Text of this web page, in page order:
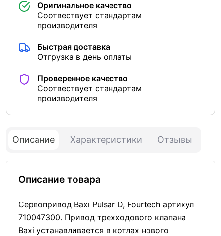
Оригинальное качество
Соотвествует стандартам
производителя
Быстрая доставка
Отгрузка в день оплаты
Проверенное качество
Соотвествует стандартам
производителя
Описание Характеристики Отзывы
Описание товара
Сервопривод Baxi Pulsar D, Fourtech артикул
710047300. Привод трехходового клапана
Baxi устанавливается в котлах нового